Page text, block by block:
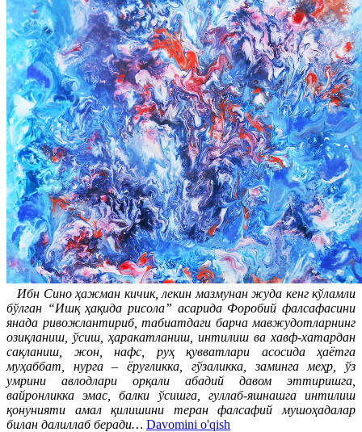
Ибн Сино ҳажман кичик, лекин мазмунан жуда кенг кўламли
бўлган “Ишқ ҳақида рисола” асарида Форобий фалсафасини
янада ривожлантириб, табиатдаги барча мавжудотларнинг
озиқланиш, ўсиш, ҳаракатланиш, интилиш ва хавф-хатардан
сақланиш, жон, нафс, руҳ қувватлари асосида ҳаётга
муҳаббат, нурга – ёруғликка, гўзаликка, заминга меҳр, ўз
умрини авлодлари орқали абадий давом эттиришга,
вайронликка эмас, балки ўсишга, гуллаб-яшнашга интилиш
қонунияти амал қилишини теран фалсафий мушоҳадалар
билан далиллаб беради… Davomini o'qish